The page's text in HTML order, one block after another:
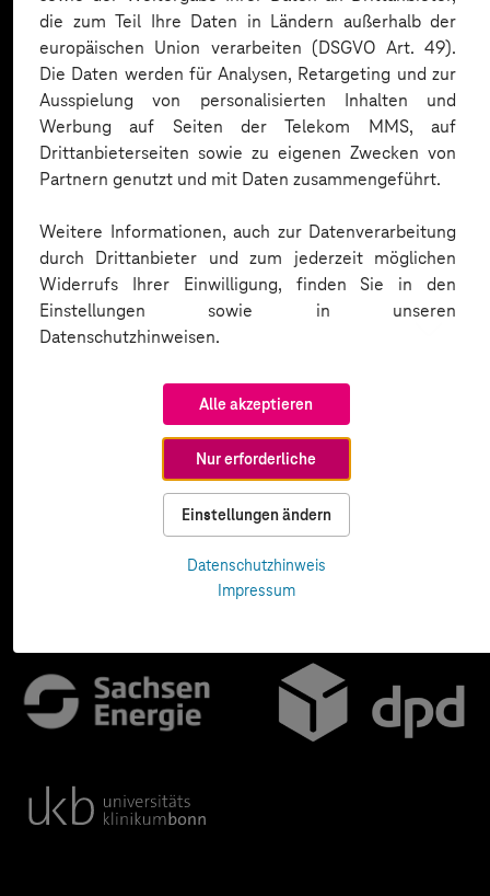
die zum Teil Ihre Daten in Ländern außerhalb der
europäischen Union verarbeiten (DSGVO Art. 49).
Die Daten werden für Analysen, Retargeting und zur
Ausspielung von personalisierten Inhalten und
Werbung auf Seiten der Telekom MMS, auf
Drittanbieterseiten sowie zu eigenen Zwecken von
Partnern genutzt und mit Daten zusammengeführt.
Weitere Informationen, auch zur Datenverarbeitung
durch Drittanbieter und zum jederzeit möglichen
Widerrufs Ihrer Einwilligung, finden Sie in den
Einstellungen sowie in unseren
Datenschutzhinweisen.
Alle akzeptieren
Nur erforderliche
Einstellungen ändern
Datenschutzhinweis
Impressum